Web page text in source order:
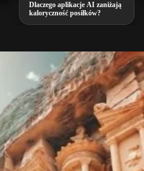
Dlaczego aplikacje AI zaniżają
kaloryczność posiłków?